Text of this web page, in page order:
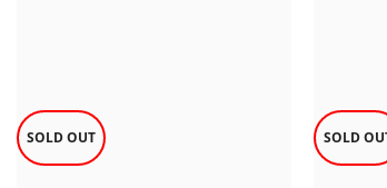
SOLD OUT SOLD